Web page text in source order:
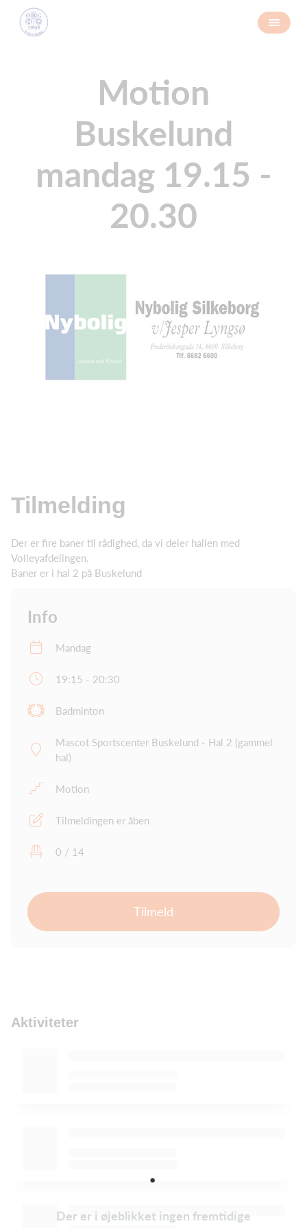
Motion
Buskelund
mandag 19.15 -
20.30
Tilmelding
Der er fire baner til rådighed, da vi deler hallen med
Volleyafdelingen.
Baner er i hal 2 på Buskelund
Info
Mandag
19:15 - 20:30
Badminton
Mascot Sportscenter Buskelund - Hal 2 (gammel
hal)
Motion
Tilmeldingen er åben
0 / 14
Tilmeld
Aktiviteter
Der er i øjeblikket ingen fremtidige